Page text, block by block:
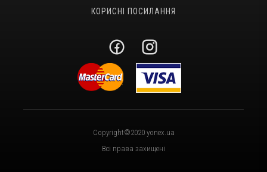
КОРИСНІ ПОСИЛАННЯ
Copyright©2020 yonex.ua
Всі права захищені